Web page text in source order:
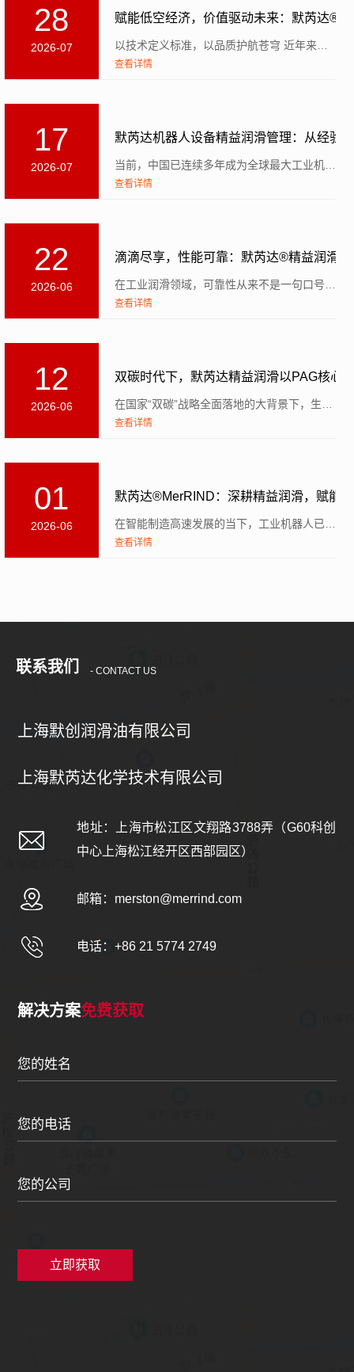
28
2026-07
赋能低空经济，价值驱动未来：默芮达®
以技术定义标准，以品质护航苍穹 近年来，无人机在诸多应用领域展现出巨大潜力，推动国内...
查看详情
17
2026-07
默芮达机器人设备精益润滑管理：从经验
当前，中国已连续多年成为全球最大工业机器人市场，近三年新增装机量占全球一半以上。工业机器人大规模部署...
查看详情
22
2026-06
滴滴尽享，性能可靠：默芮达®精益润滑
在工业润滑领域，可靠性从来不是一句口号，而是衡量产品价值的核心标尺。对默芮达®精益润滑而言...
查看详情
12
2026-06
双碳时代下，默芮达精益润滑以PAG核心
在国家“双碳”战略全面落地的大背景下，生态环境部早在2021年1月便出台专项指导意见，明确要求钢铁...
查看详情
01
2026-06
默芮达®MerRIND：深耕精益润滑，赋能
在智能制造高速发展的当下，工业机器人已成为汽车制造、高端装备等领域的核心生产载体。相关数据表明，国...
查看详情
联系我们 - CONTACT US
上海默创润滑油有限公司
上海默芮达化学技术有限公司
地址：上海市松江区文翔路3788弄（G60科创
中心上海松江经开区西部园区）
邮箱： merston@merrind.com
电话：+86 21 5774 2749
解决方案免费获取